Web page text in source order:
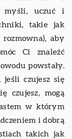
myśli, uczuć i
takie jak
aby
Ci znaleźć
powstały.
czujesz się
czujesz, mogą
w którym
i dobrą
takich jak